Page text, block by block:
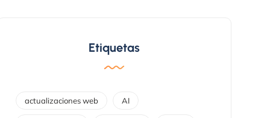
Etiquetas
actualizaciones web AI